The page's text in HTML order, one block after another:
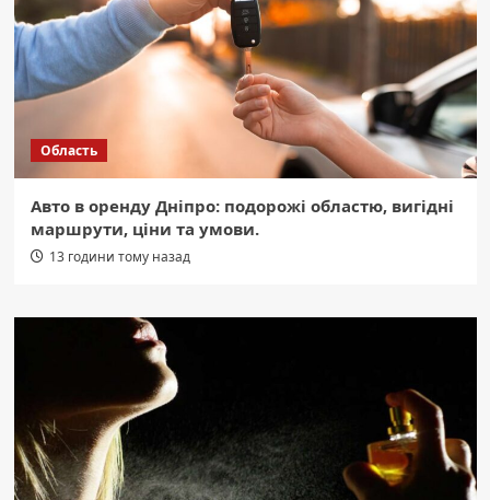
Область
Авто в оренду Дніпро: подорожі областю, вигідні
маршрути, ціни та умови.
13 години тому назад